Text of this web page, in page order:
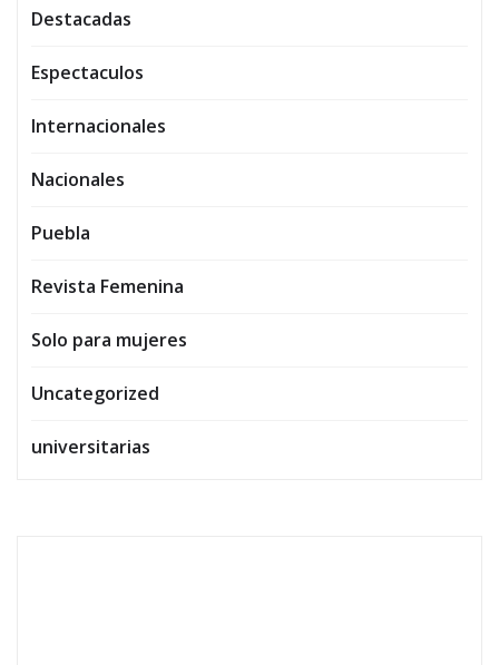
Destacadas
Espectaculos
Internacionales
Nacionales
Puebla
Revista Femenina
Solo para mujeres
Uncategorized
universitarias